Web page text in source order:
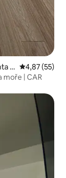
N Průměrné
4,87 (55)
moře | CAR